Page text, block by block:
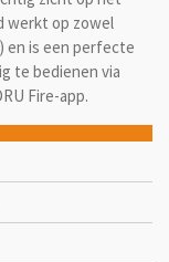
werkt op zowel
en is een perfecte
te bedienen via
Fire-app.